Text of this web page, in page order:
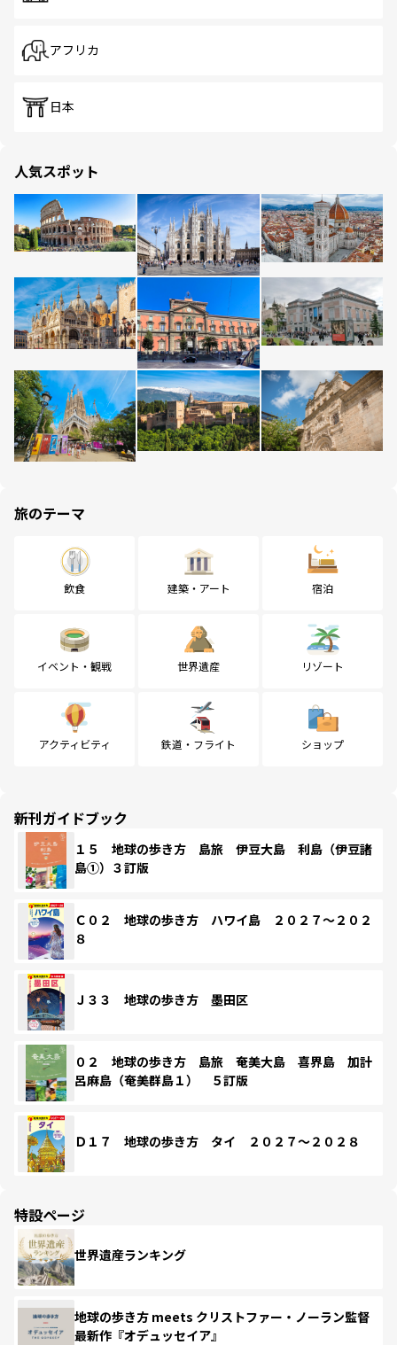
アフリカ
日本
人気スポット
旅のテーマ
飲食 建築・アート 宿泊
イベント・観戦 世界遺産 リゾート
アクティビティ 鉄道・フライト ショップ
新刊ガイドブック
１５ 地球の歩き方 島旅 伊豆大島 利島（伊豆諸
島①）３訂版
Ｃ０２ 地球の歩き方 ハワイ島 ２０２７～２０２
８
Ｊ３３ 地球の歩き方 墨田区
０２ 地球の歩き方 島旅 奄美大島 喜界島 加計
呂麻島（奄美群島１） ５訂版
Ｄ１７ 地球の歩き方 タイ ２０２７～２０２８
特設ページ
世界遺産ランキング
地球の歩き方 meets クリストファー・ノーラン監督
最新作『オデュッセイア』